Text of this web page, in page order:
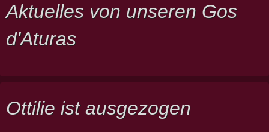
Aktuelles von unseren Gos
d'Aturas
Ottilie ist ausgezogen